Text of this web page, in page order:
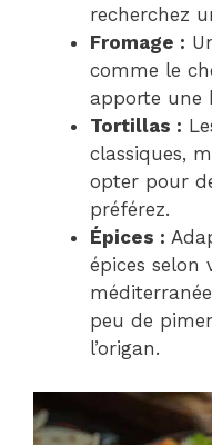
recherchez
Fromage :
comme le
apporte une
Tortillas :
classiques,
opter pour
préférez.
Épices :
épices selon
peu de
l’origan.